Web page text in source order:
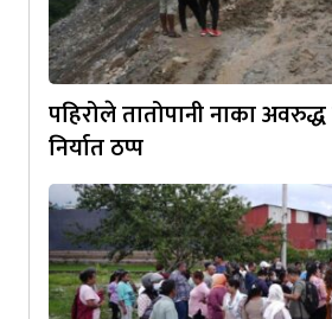
पहिरोले तातोपानी नाका
निर्यात ठप्प